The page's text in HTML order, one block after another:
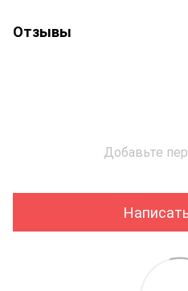
Отзывы
Добавьте